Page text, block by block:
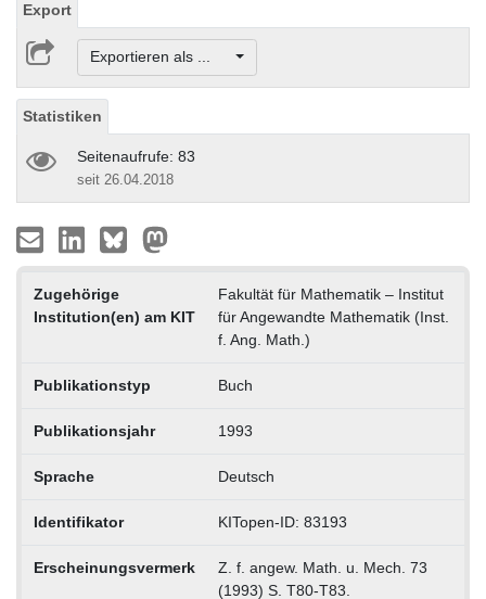
Export
Exportieren als ...
Statistiken
Seitenaufrufe: 83
seit 26.04.2018
Zugehörige
Institution(en) am KIT
Fakultät für Mathematik – Institut
für Angewandte Mathematik (Inst.
f. Ang. Math.)
Publikationstyp Buch
Publikationsjahr 1993
Sprache Deutsch
Identifikator KITopen-ID: 83193
Erscheinungsvermerk
Z. f. angew. Math. u. Mech. 73
(1993) S. T80-T83.